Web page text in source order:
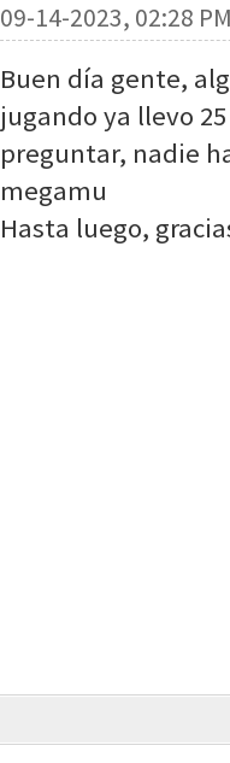
09-14-2023, 02:28
Buen día gente,
jugando ya llevo
preguntar, nadie
megamu
Hasta luego,